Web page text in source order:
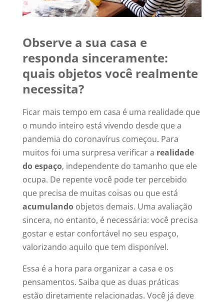
Observe a sua casa e
responda sinceramente:
quais objetos você realmente
necessita?
Ficar mais tempo em casa é uma realidade que
o mundo inteiro está vivendo desde que a
pandemia do coronavírus começou. Para
muitos foi uma surpresa verificar a realidade
do espaço, independente do tamanho que ele
ocupa. De repente você pode ter percebido
que precisa de muitas coisas ou que está
acumulandoobjetos demais. Uma avaliação
sincera, no entanto, é necessária: você precisa
gostar e estar confortável no seu espaço,
valorizando aquilo que tem disponível.
Essa é a hora para organizar a casa e os
pensamentos. Saiba que as duas práticas
estão diretamente relacionadas. Você já deve